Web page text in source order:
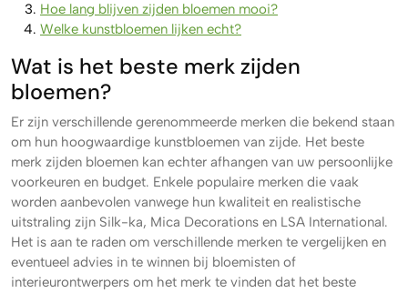
Hoe lang blijven zijden bloemen mooi?
Welke kunstbloemen lijken echt?
Wat is het beste merk zijden
bloemen?
Er zijn verschillende gerenommeerde merken die bekend staan
om hun hoogwaardige kunstbloemen van zijde. Het beste
merk zijden bloemen kan echter afhangen van uw persoonlijke
voorkeuren en budget. Enkele populaire merken die vaak
worden aanbevolen vanwege hun kwaliteit en realistische
uitstraling zijn Silk-ka, Mica Decorations en LSA International.
Het is aan te raden om verschillende merken te vergelijken en
eventueel advies in te winnen bij bloemisten of
interieurontwerpers om het merk te vinden dat het beste